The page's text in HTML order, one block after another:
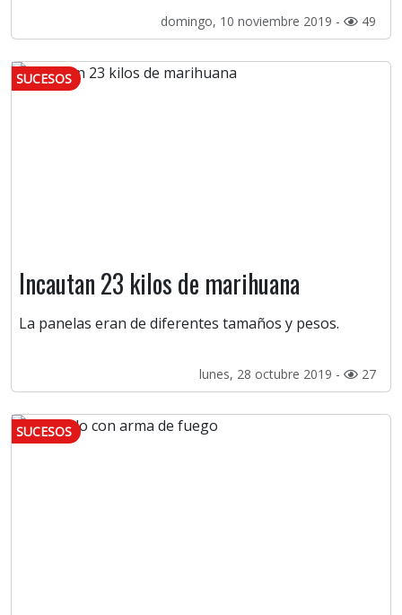
domingo, 10 noviembre 2019 - 49
SUCESOS
Incautan 23 kilos de marihuana
La panelas eran de diferentes tamaños y pesos.
lunes, 28 octubre 2019 - 27
SUCESOS